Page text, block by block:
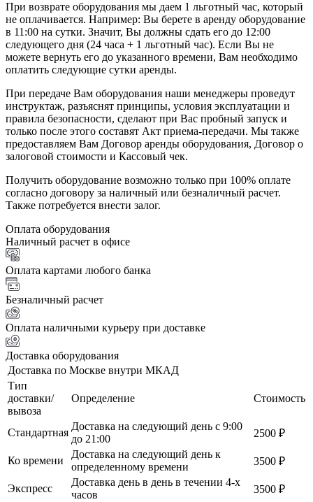
При возврате оборудования мы даем 1 льготный час, который
не оплачивается. Например: Вы берете в аренду оборудование
в 11:00 на сутки. Значит, Вы должны сдать его до 12:00
следующего дня (24 часа + 1 льготный час). Если Вы не
можете вернуть его до указанного времени, Вам необходимо
оплатить следующие сутки аренды.
При передаче Вам оборудования наши менеджеры проведут
инструктаж, разъяснят принципы, условия эксплуатации и
правила безопасности, сделают при Вас пробный запуск и
только после этого составят Акт приема-передачи. Мы также
предоставляем Вам Договор аренды оборудования, Договор о
залоговой стоимости и Кассовый чек.
Получить оборудование возможно только при 100% оплате
согласно договору за наличный или безналичный расчет.
Также потребуется внести залог.
Оплата оборудования
Наличный расчет в офисе
Оплата картами любого банка
Безналичный расчет
Оплата наличными курьеру при доставке
Доставка оборудования
Доставка по Москве внутри МКАД
Тип
доставки/
вывоза
Определение Стоимость
Стандартная
Доставка на следующий день с 9:00
до 21:00
2500 ₽
Ко времени
Доставка на следующий день к
определенному времени
3500 ₽
Экспресс
Доставка день в день в течении 4-х
часов
3500 ₽